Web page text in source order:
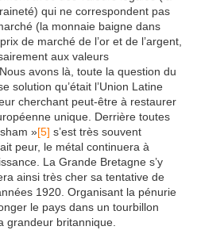
qui ne correspondent pas
(la monnaie baigne dans
de marché de l’or et de l’argent,
aux valeurs
avons là, toute la question du
solution qu’était l’Union Latine
cherchant peut-être à restaurer
unique. Derrière toutes
»[5] s’est très souvent
peur, le métal continuera à
La Grande Bretagne s’y
ainsi très cher sa tentative de
1920. Organisant la pénurie
le pays dans un tourbillon
grandeur britannique.